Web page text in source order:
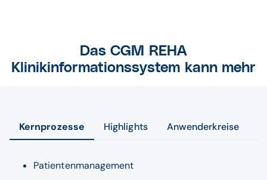
Das CGM REHA
Klinikinformationssystem kann mehr
Kernprozesse Highlights Anwenderkreise
Patientenmanagement